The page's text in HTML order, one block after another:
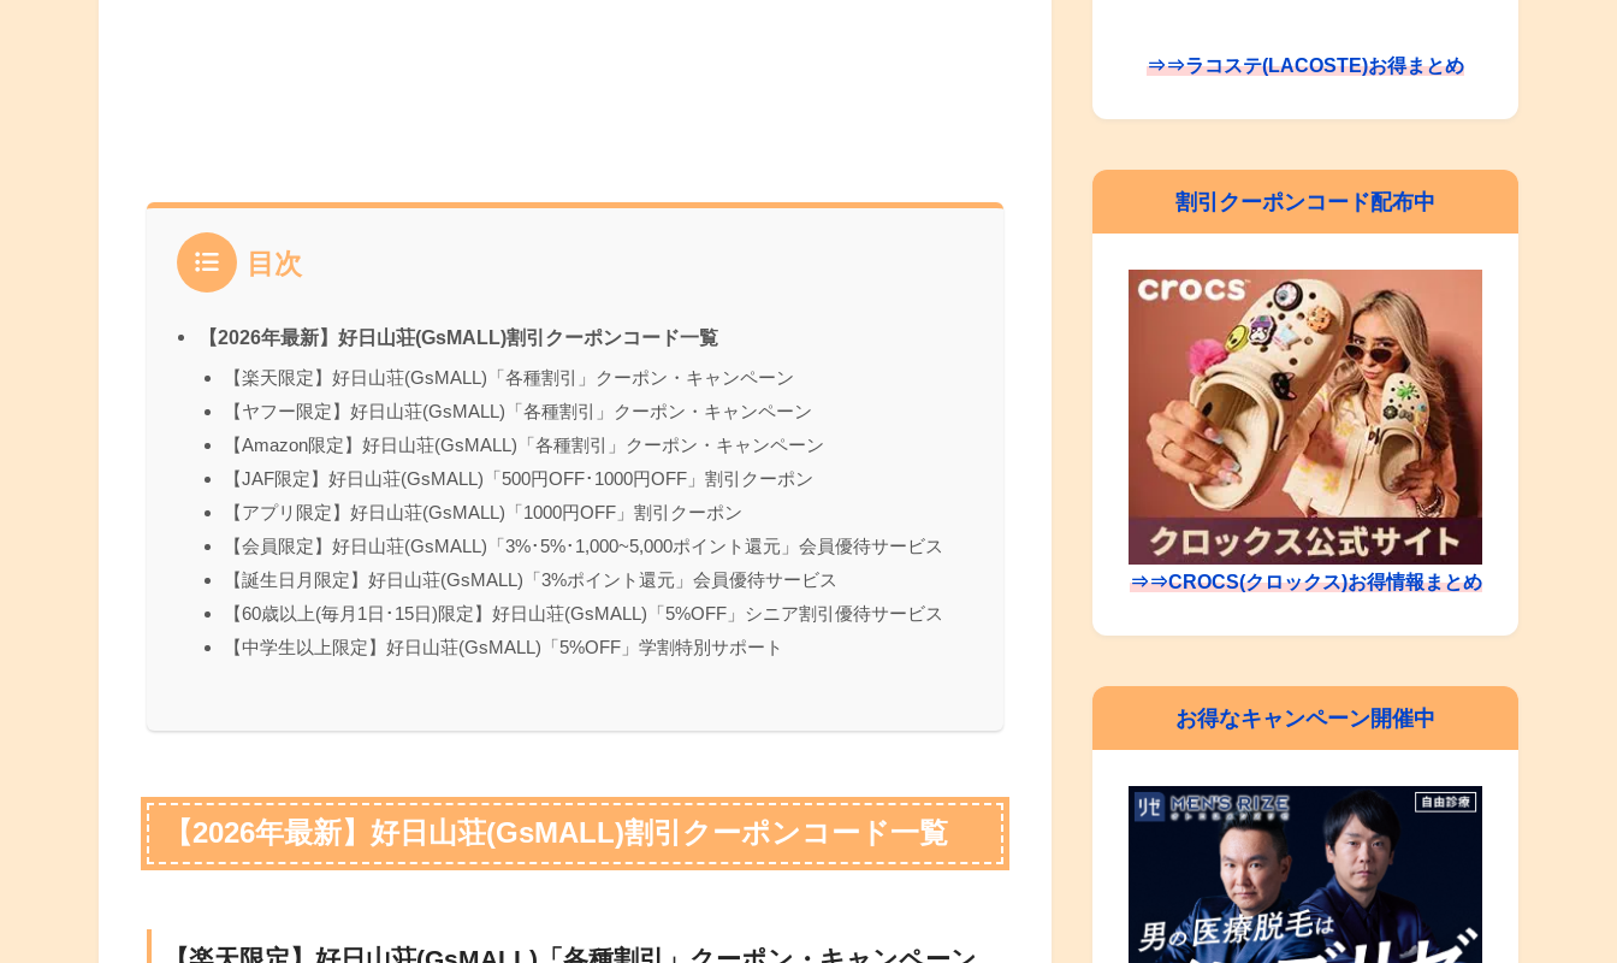
目次
【2026年最新】好日山荘(GsMALL)割引クーポンコード一覧
【楽天限定】好日山荘(GsMALL)「各種割引」クーポン・キャンペーン
【ヤフー限定】好日山荘(GsMALL)「各種割引」クーポン・キャンペーン
【Amazon限定】好日山荘(GsMALL)「各種割引」クーポン・キャンペーン
【JAF限定】好日山荘(GsMALL)「500円OFF･1000円OFF」割引クーポン
【アプリ限定】好日山荘(GsMALL)「1000円OFF」割引クーポン
【会員限定】好日山荘(GsMALL)「3%･5%･1,000~5,000ポイント還元」会員優待サービス
【誕生日月限定】好日山荘(GsMALL)「3%ポイント還元」会員優待サービス
【60歳以上(毎月1日･15日)限定】好日山荘(GsMALL)「5%OFF」シニア割引優待サービス
【中学生以上限定】好日山荘(GsMALL)「5%OFF」学割特別サポート
【2026年最新】好日山荘(GsMALL)割引クーポンコード一覧
⇒⇒ラコステ(LACOSTE)お得まとめ
割引クーポンコード配布中
⇒⇒CROCS(クロックス)お得情報まとめ
お得なキャンペーン開催中